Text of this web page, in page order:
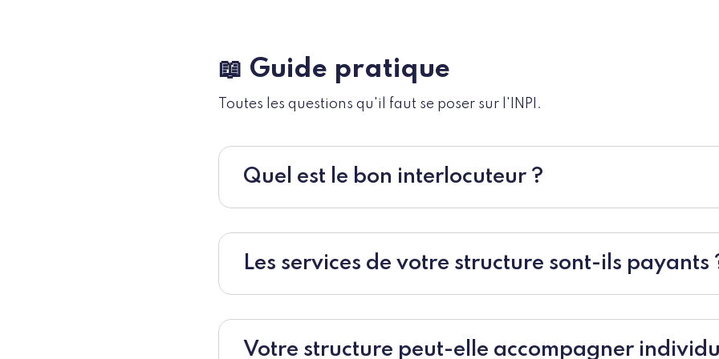
📖 Guide pratique
Toutes les questions qu'il faut se poser sur l'INPI.
Quel est le bon interlocuteur ?
Les services de votre structure sont-ils payants
Votre structure peut-elle accompagner